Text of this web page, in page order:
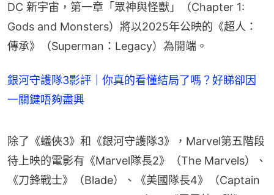
DC 新宇宙，第一章「眾神與怪獸」（Chapter 1:
Gods and Monsters）將以2025年公映的《超人：
傳承》（Superman：Legacy）為開端。
銀河守護隊3影評｜你真的看懂結局了嗎？好睇卻因
一關鍵唔夠盡興
除了《蟻俠3》和《銀河守護隊3》，Marvel第五階段
待上映的電影有《Marvel隊長2》（The Marvels）、
《刀鋒戰士》（Blade）、《美國隊長4》（Captain